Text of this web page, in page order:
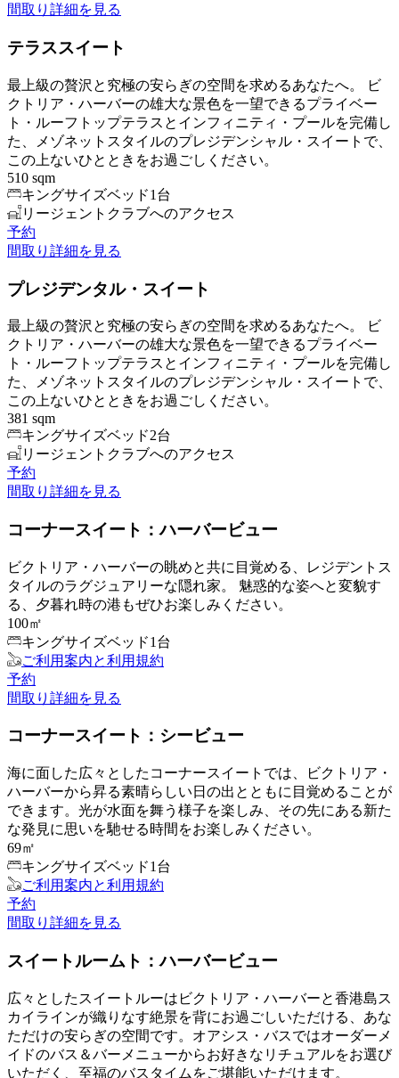
間取り 詳細を見る
テラススイート
最上級の贅沢と究極の安らぎの空間を求めるあなたへ。 ビ
クトリア・ハーバーの雄大な景色を一望できるプライベー
ト・ルーフトップテラスとインフィニティ・プールを完備し
た、メゾネットスタイルのプレジデンシャル・スイートで、
この上ないひとときをお過ごしください。
510 sqm
キングサイズベッド1台
リージェントクラブへのアクセス
予約
間取り 詳細を見る
プレジデンタル・スイート
最上級の贅沢と究極の安らぎの空間を求めるあなたへ。 ビ
クトリア・ハーバーの雄大な景色を一望できるプライベー
ト・ルーフトップテラスとインフィニティ・プールを完備し
た、メゾネットスタイルのプレジデンシャル・スイートで、
この上ないひとときをお過ごしください。
381 sqm
キングサイズベッド2台
リージェントクラブへのアクセス
予約
間取り 詳細を見る
コーナースイート：ハーバービュー
ビクトリア・ハーバーの眺めと共に目覚める、レジデントス
タイルのラグジュアリーな隠れ家。 魅惑的な姿へと変貌す
る、夕暮れ時の港もぜひお楽しみください。
100㎡
キングサイズベッド1台
ご利用案内と利用規約
予約
間取り 詳細を見る
コーナースイート：シービュー
海に面した広々としたコーナースイートでは、ビクトリア・
ハーバーから昇る素晴らしい日の出とともに目覚めることが
できます。光が水面を舞う様子を楽しみ、その先にある新た
な発見に思いを馳せる時間をお楽しみください。
69㎡
キングサイズベッド1台
ご利用案内と利用規約
予約
間取り 詳細を見る
スイートルームト：ハーバービュー
広々としたスイートルーはビクトリア・ハーバーと香港島ス
カイラインが織りなす絶景を背にお過ごしいただける、あな
ただけの安らぎの空間です。オアシス・バスではオーダーメ
イドのバス＆バーメニューからお好きなリチュアルをお選び
いただく、至福のバスタイムをご堪能いただけます。